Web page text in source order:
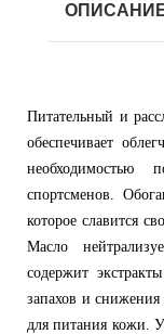
Питательный и
обеспечивает
спортсменов.
которое славится
Масло
содержит
запахов и
для питания кожи.